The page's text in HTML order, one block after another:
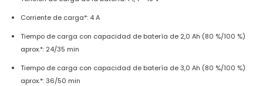
Corriente de carga*: 4 A
Tiempo de carga con capacidad de batería de 2,0 Ah (80 %/100 %)
aprox.*: 24/35 min
Tiempo de carga con capacidad de batería de 3,0 Ah (80 %/100 %)
aprox.*: 36/50 min